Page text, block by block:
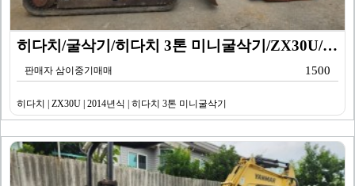
히다치/굴삭기/히다치 3톤 미니굴삭기/ZX30U/201…
판매자 삼이중기매매 1500
히다치 | ZX30U | 2014년식 | 히다치 3톤 미니굴삭기